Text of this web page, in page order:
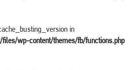
in
wp-content/themes/fb/functions.php